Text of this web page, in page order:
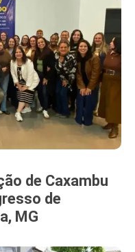
de Caxambu
de
MG